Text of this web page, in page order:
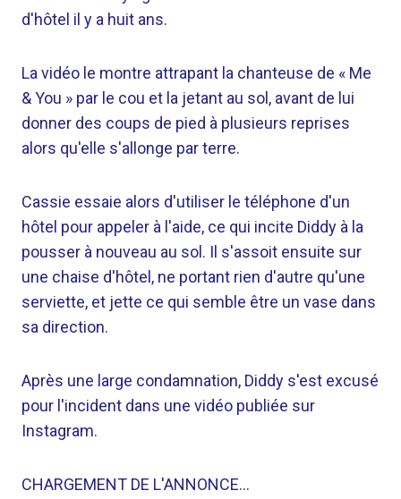
d'hôtel il y a huit ans.
La vidéo le montre attrapant la chanteuse de « Me
& You » par le cou et la jetant au sol, avant de lui
donner des coups de pied à plusieurs reprises
alors qu'elle s'allonge par terre.
Cassie essaie alors d'utiliser le téléphone d'un
hôtel pour appeler à l'aide, ce qui incite Diddy à la
pousser à nouveau au sol. Il s'assoit ensuite sur
une chaise d'hôtel, ne portant rien d'autre qu'une
serviette, et jette ce qui semble être un vase dans
sa direction.
Après une large condamnation, Diddy s'est excusé
pour l'incident dans une vidéo publiée sur
Instagram.
CHARGEMENT DE L'ANNONCE…